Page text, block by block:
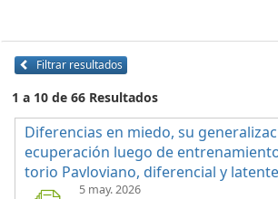
Filtrar resultados
1 a 10 de 66 Resultados
Diferencias en miedo, su
ecuperación luego de
torio Pavloviano, diferencial y latente
5 may. 2026